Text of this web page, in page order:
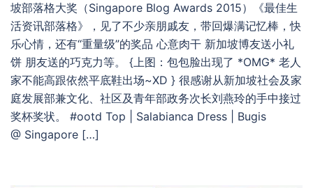
坡部落格大奖（Singapore Blog Awards 2015）《最佳生
活资讯部落格》，见了不少亲朋戚友，带回爆满记忆棒，快
乐心情，还有“重量级”的奖品 心意肉干 新加坡博友送小礼
饼 朋友送的巧克力等。 {上图：包包脸出现了 *OMG* 老人
家不能高跟依然平底鞋出场~XD } 很感谢从新加坡社会及家
庭发展部兼文化、社区及青年部政务次长刘燕玲的手中接过
奖杯奖状。 #ootd Top | Salabianca Dress | Bugis
@ Singapore […]